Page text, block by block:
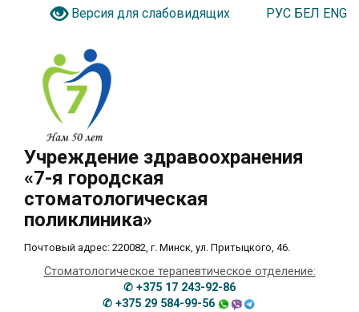
Версия для слабовидящих РУС БЕЛ ENG
Учреждение здравоохранения
«7-я городская
стоматологическая
поликлиника»
Почтовый адрес: 220082, г. Минск, ул. Притыцкого, 46.
Стоматологическое терапевтическое отделение:
✆ +375 17 243-92-86
✆ +375 29 584-99-56